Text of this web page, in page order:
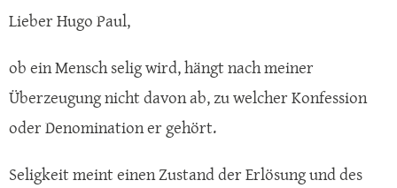
Lieber Hugo Paul,
ob ein Mensch selig wird, hängt nach meiner
Überzeugung nicht davon ab, zu welcher Konfession
oder Denomination er gehört.
Seligkeit meint einen Zustand der Erlösung und des